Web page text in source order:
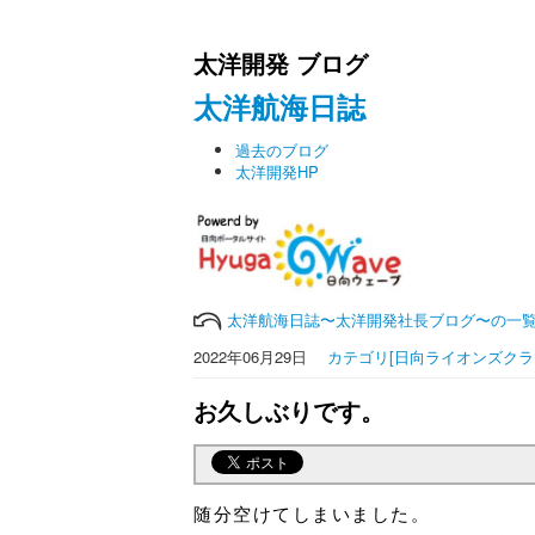
太洋開発 ブログ
太洋航海日誌
過去のブログ
太洋開発HP
太洋航海日誌〜太洋開発社長ブログ〜の一
2022年06月29日
カテゴリ[日向ライオンズク
お久しぶりです。
随分空けてしまいました。